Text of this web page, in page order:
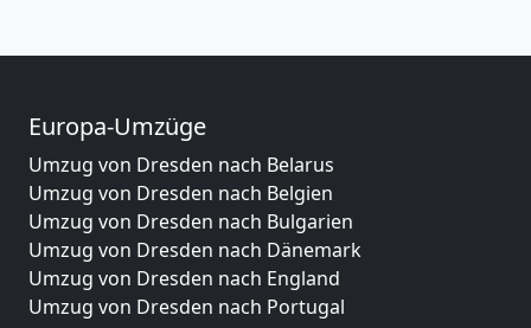
Europa-Umzüge
Umzug von Dresden nach Belarus
Umzug von Dresden nach Belgien
Umzug von Dresden nach Bulgarien
Umzug von Dresden nach Dänemark
Umzug von Dresden nach England
Umzug von Dresden nach Portugal